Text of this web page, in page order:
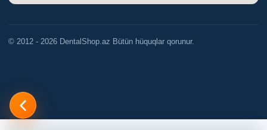
© 2012 - 2026 DentalShop.az Bütün hüquqlar qorunur.